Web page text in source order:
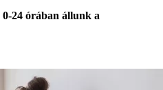
24 órában állunk a